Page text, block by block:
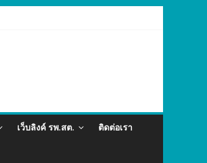
เว็บลิงค์ รพ.สต. ติดต่อเรา